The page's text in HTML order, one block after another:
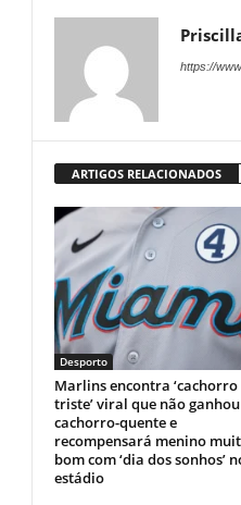
https://
ARTIGOS RELACIONADOS
Desporto
Marlins encontra ‘cachorro
triste’ viral que não ganhou
cachorro-quente e
recompensará menino
bom com ‘dia dos sonhos’
estádio